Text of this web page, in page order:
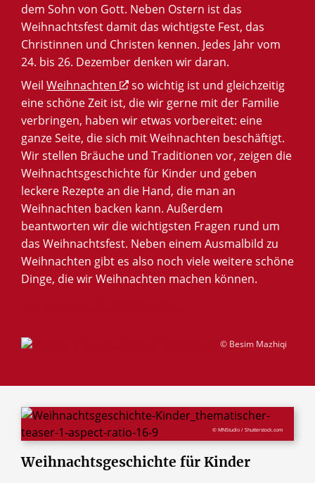
© Besim Mazhiqi
dem Sohn von Gott. Neben Ostern ist das
Weihnachtsfest damit das wichtigste Fest, das
Christinnen und Christen kennen. Jedes Jahr vom
24. bis 26. Dezember denken wir daran.
Weil Weihnachten
so wichtig ist und gleichzeitig
eine schöne Zeit ist, die wir gerne mit der Familie
verbringen, haben wir etwas vorbereitet: eine
ganze Seite, die sich mit Weihnachten beschäftigt.
Wir stellen Bräuche und Traditionen vor, zeigen die
Weihnachtsgeschichte für Kinder und geben
leckere Rezepte an die Hand, die man an
Weihnachten backen kann. Außerdem
beantworten wir die wichtigsten Fragen rund um
das Weihnachtsfest. Neben einem Ausmalbild zu
Weihnachten gibt es also noch viele weitere schöne
Dinge, die wir Weihnachten machen können.
© MNStudio / Shutterstock.com
Weihnachtsgeschichte für Kinder